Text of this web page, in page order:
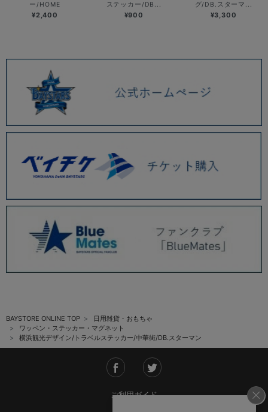
ー/HOME
¥2,400
ステッカー/DB...
¥900
グ/DB.スターマ...
¥3,300
BAYSTORE ONLINE TOP
日用雑貨・おもちゃ
ワッペン・ステッカー・マグネット
横浜観光デザイン/トラベルステッカー/中華街/DB.スターマン
ご利用ガイド